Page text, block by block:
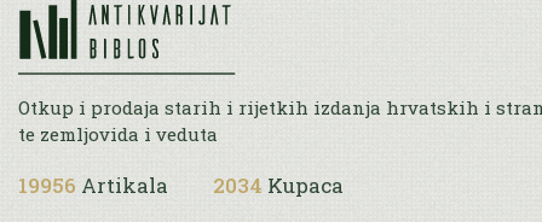
Otkup i prodaja starih i rijetkih izdanja hrvatskih i
te zemljovida i veduta
19956 Artikala 2034 Kupaca